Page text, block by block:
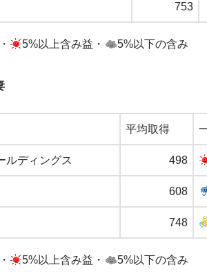
753
5%以上含み益・
5%以下の含み
平均取得
ルディングス 498
608
748
5%以上含み益・
5%以下の含み